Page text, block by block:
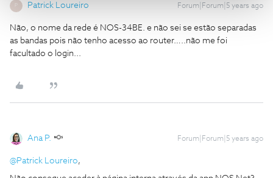
Patrick Loureiro Forum|Forum|5 years ago
Não, o nome da rede é NOS-34BE. e não sei se estão separadas
as bandas pois não tenho acesso ao router…..não me foi
facultado o login...
Ana P. Forum|Forum|5 years ago
@Patrick Loureiro,